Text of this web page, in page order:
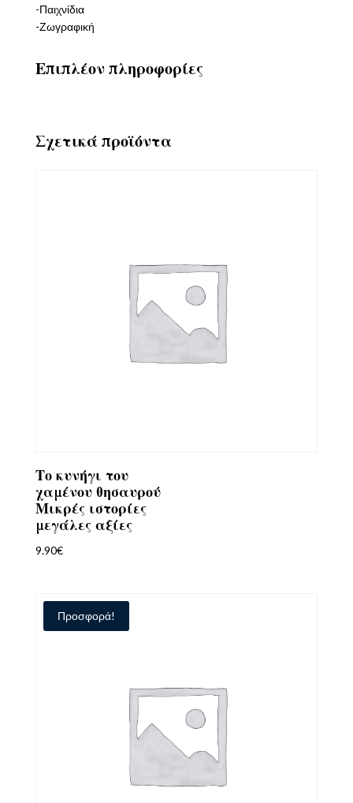
-Παιχνίδια
-Ζωγραφική
Επιπλέον πληροφορίες
Σχετικά προϊόντα
Το κυνήγι του
χαμένου θησαυρού
Μικρές ιστορίες
μεγάλες αξίες
9.90€
Προσφορά!